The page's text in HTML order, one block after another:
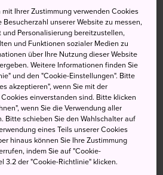
sich in
, auf dem 66
Shiroyama-Parks. Dieser
wunderbaren Blick auf das
auf den Grundmauern der
von der es keine Aufzeichnungen
Aussehen gibt
Park ist ein beliebter Ort
Ihrer Zustimmung verwenden Cookies
Besucherzahl unserer Website zu messen,
Personalisierung bereitzustellen,
und Funktionen sozialer Medien zu
über Ihre Nutzung dieser Website
Weitere Informationen finden Sie
und den "Cookie-Einstellungen". Bitte
akzeptieren", wenn Sie mit der
einverstanden sind. Bitte klicken
wenn Sie die Verwendung aller
Bitte schieben Sie den Wahlschalter auf
eines Teils unserer Cookies
hinaus können Sie Ihre Zustimmung
indem Sie auf "Cookie-
3.2 der "Cookie-Richtlinie" klicken.